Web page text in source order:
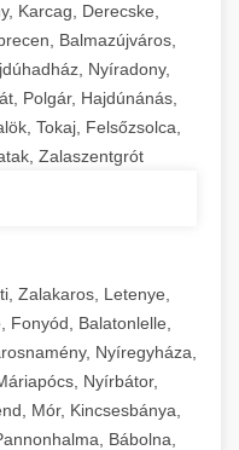
Karcag, Derecske,
Balmazújváros,
Nyíradony,
Polgár, Hajdúnánás,
Tokaj, Felsőzsolca,
Zalaszentgrót
Zalakaros, Letenye,
Fonyód, Balatonlelle,
Nyíregyháza,
Nyírbátor,
Mór, Kincsesbánya,
Bábolna,